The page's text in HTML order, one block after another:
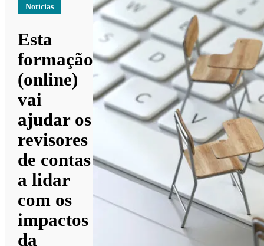
Notícias
Esta
formação
(online)
vai
ajudar os
revisores
de contas
a lidar
com os
impactos
da